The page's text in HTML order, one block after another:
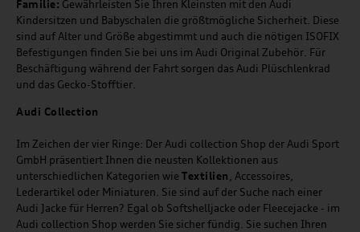
Familie: Gewährleisten Sie Ihren Kleinsten mit den Audi
Kindersitzen und Babyschalen die größtmögliche Sicherheit. Diese
sind auf Alter und Größe abgestimmt und auch die nötigen ISOFIX
Befestigungen finden Sie bei uns im Audi Original Zubehör. Für
Beschäftigung während der Fahrt sorgen das Audi Plüschlenkrad
und das Gecko-Stofftier.
Audi Collection
Im Zeichen der vier Ringe: Der Audi collection Shop der Audi Sport
GmbH präsentiert Ihnen die neusten Kollektionen aus
unterschiedlichen Kategorien wie Textilien , Accessoires,
Lederartikel oder Miniaturen. Sie sind auf der Suche nach einer
Audi Jacke für Herren? Egal ob Softshelljacke oder Fleecejacke - im
Audi collection Shop werden Sie sicher fündig. Sie suchen Ihren